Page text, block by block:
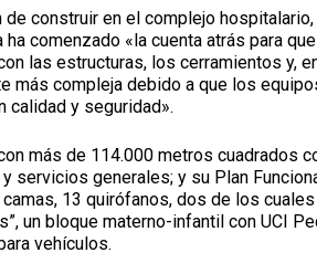
construir en el complejo hospitalario,
comenzado «la cuenta atrás para
las estructuras, los cerramientos y,
más compleja debido a que los
calidad y seguridad».
más de 114.000 metros cuadrados
servicios generales; y su Plan
13 quirófanos, dos de los
un bloque materno-infantil con UCI
vehículos.